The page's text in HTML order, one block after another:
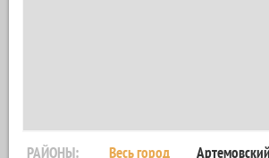
РАЙОНЫ: Весь город Артемовский